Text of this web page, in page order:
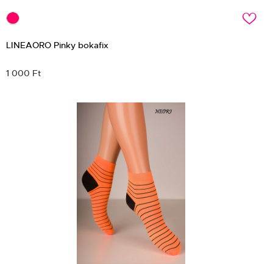
c
LINEAORO Pinky bokafix
1 000 Ft